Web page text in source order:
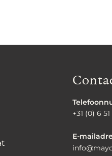
+31 (0) 6
E-